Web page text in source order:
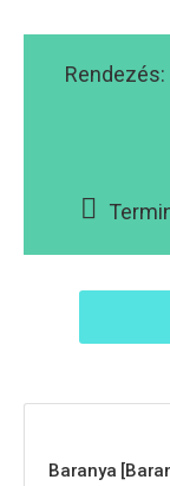
Rendezés:
Baranya